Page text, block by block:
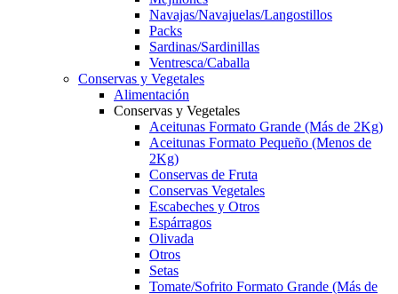
Navajas/Navajuelas/Langostillos
Packs
Sardinas/Sardinillas
Ventresca/Caballa
Conservas y Vegetales
Alimentación
Conservas y Vegetales
Aceitunas Formato Grande (Más de 2Kg)
Aceitunas Formato Pequeño (Menos de
2Kg)
Conservas de Fruta
Conservas Vegetales
Escabeches y Otros
Espárragos
Olivada
Otros
Setas
Tomate/Sofrito Formato Grande (Más de